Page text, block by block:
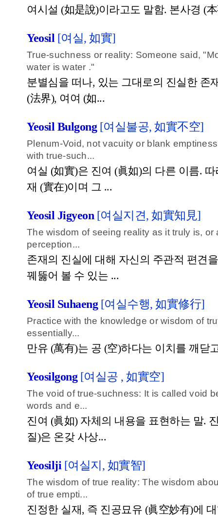
여시설 (如是說)이라고도 말함. 본사경 (
Yeosil [여실, 如實]
True-suchness or reality: Someone said,
water is water ."
분별심을 떠나, 있는 그대로의 진실한 존
(法界), 여여 (如...
Yeosil Bulgong[여실불공, 如實不空]
Plenum-Void, not vacuity or blank
with true-such...
여실 (如實)은 진여 (眞如)의 다른 이름.
재 (實在)이며 그 ...
Yeosil Jigyeon [여실지견, 如實知見]
The wisdom of seeing reality as it truly is, or
perception...
존재의 진실에 대해 자신의 주관적 편견
꿰뚫어 볼 수 있는 ...
Yeosil Suhaeng[여실수행, 如實修行]
Practice with the knowledge or wisdom of
essentially...
만유 (萬有)는 공 (空)하다는 이치를 깨닫
Yeosilgong[여실공 , 如實空]
The void of true-suchness: It is called void
words and e...
진여 (眞如) 자체의 내용을 표현하는 말.
질)은 온갖 사상...
Yeosilji [여실지, 如實智]
The wisdom of true reality: The wisdom
of true empti...
진정한 실재, 즉 진공묘유 (眞空妙有)에